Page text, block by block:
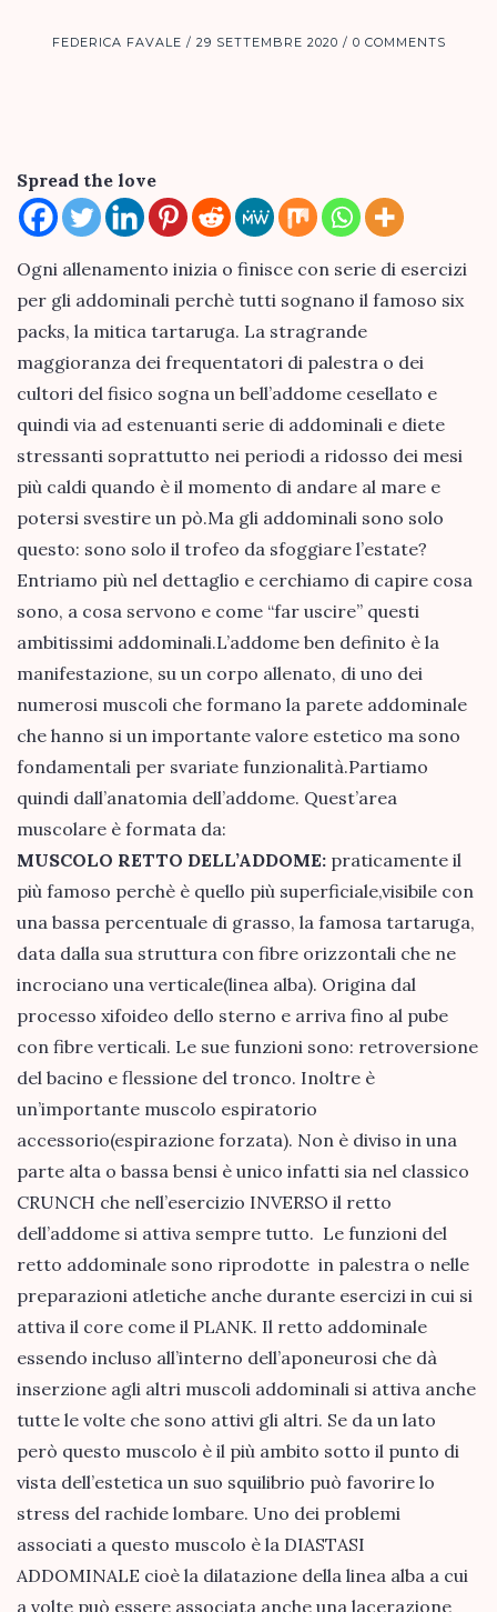
FEDERICA FAVALE 29 SETTEMBRE 2020 0 COMMENTS
Spread the love
Ogni allenamento inizia o finisce con serie di esercizi
per gli addominali perchè tutti sognano il famoso six
packs, la mitica tartaruga. La stragrande
maggioranza dei frequentatori di palestra o dei
cultori del fisico sogna un bell’addome cesellato e
quindi via ad estenuanti serie di addominali e diete
stressanti soprattutto nei periodi a ridosso dei mesi
più caldi quando è il momento di andare al mare e
potersi svestire un pò.Ma gli addominali sono solo
questo: sono solo il trofeo da sfoggiare l’estate?
Entriamo più nel dettaglio e cerchiamo di capire cosa
sono, a cosa servono e come “far uscire” questi
ambitissimi addominali.L’addome ben definito è la
manifestazione, su un corpo allenato, di uno dei
numerosi muscoli che formano la parete addominale
che hanno si un importante valore estetico ma sono
fondamentali per svariate funzionalità.Partiamo
quindi dall’anatomia dell’addome. Quest’area
muscolare è formata da:
MUSCOLO RETTO DELL’ADDOME: praticamente il
più famoso perchè è quello più superficiale,visibile con
una bassa percentuale di grasso, la famosa tartaruga,
data dalla sua struttura con fibre orizzontali che ne
incrociano una verticale(linea alba). Origina dal
processo xifoideo dello sterno e arriva fino al pube
con fibre verticali. Le sue funzioni sono: retroversione
del bacino e flessione del tronco. Inoltre è
un’importante muscolo espiratorio
accessorio(espirazione forzata). Non è diviso in una
parte alta o bassa bensi è unico infatti sia nel classico
CRUNCH che nell’esercizio INVERSO il retto
dell’addome si attiva sempre tutto. Le funzioni del
retto addominale sono riprodotte in palestra o nelle
preparazioni atletiche anche durante esercizi in cui si
attiva il core come il PLANK. Il retto addominale
essendo incluso all’interno dell’aponeurosi che dà
inserzione agli altri muscoli addominali si attiva anche
tutte le volte che sono attivi gli altri. Se da un lato
però questo muscolo è il più ambito sotto il punto di
vista dell’estetica un suo squilibrio può favorire lo
stress del rachide lombare. Uno dei problemi
associati a questo muscolo è la DIASTASI
ADDOMINALE cioè la dilatazione della linea alba a cui
a volte può essere associata anche una lacerazione